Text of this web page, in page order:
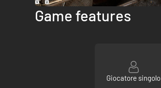
Game features
Giocatore singolo